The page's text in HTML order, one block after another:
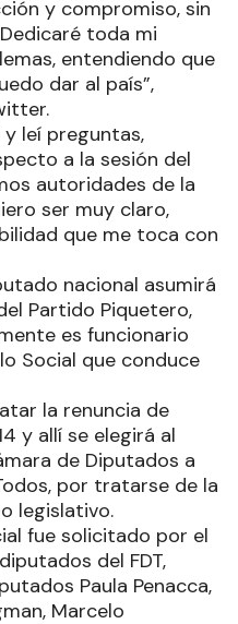
y compromiso, sin
toda mi
entendiendo que
dar al país”,
y leí preguntas,
a la sesión del
autoridades de la
ser muy claro,
que me toca con
nacional asumirá
Partido Piquetero,
es funcionario
Social que conduce
la renuncia de
y allí se elegirá al
de Diputados a
por tratarse de la
legislativo.
fue solicitado por el
del FDT,
Paula Penacca,
Marcelo